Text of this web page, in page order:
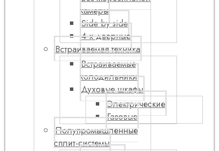
камеры
Side by side
4-х дверные
Встраиваемая техника
Встраиваемые
холодильники
Духовые шкафы
Электрические
Газовые
Полупромышленные
сплит-системы